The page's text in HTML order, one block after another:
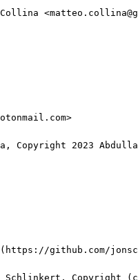
Copyright 2023
github.com/
Schlinkert, Copyright